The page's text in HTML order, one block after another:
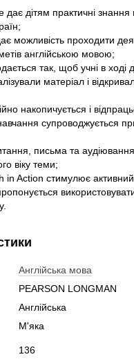
дає дітям практичні знання
можливість проходити
англійською мовою;
так, щоб учні в ході
матеріал і
накопичується і
супроводжується
письма та
віку теми;
in Action стимулює
Англійська мова
PEARSON LONGMAN
Англійська
М'яка
136